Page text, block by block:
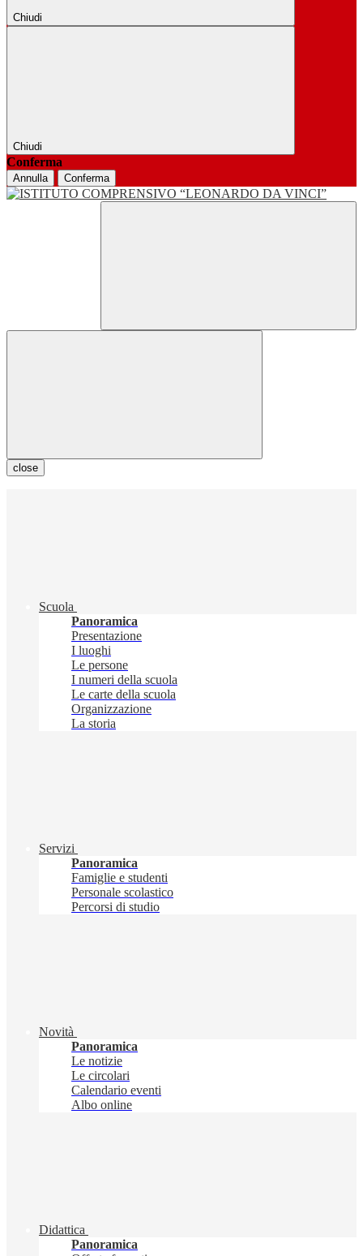
Chiudi
Chiudi
Conferma
Annulla Conferma
close
Scuola
Panoramica
Presentazione
I luoghi
Le persone
I numeri della scuola
Le carte della scuola
Organizzazione
La storia
Servizi
Panoramica
Famiglie e studenti
Personale scolastico
Percorsi di studio
Novità
Panoramica
Le notizie
Le circolari
Calendario eventi
Albo online
Didattica
Panoramica